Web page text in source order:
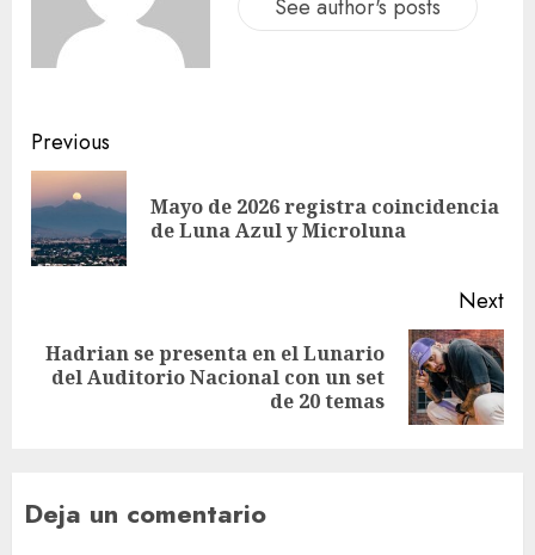
See author's posts
Previous
Mayo de 2026 registra coincidencia
de Luna Azul y Microluna
Next
Hadrian se presenta en el Lunario
del Auditorio Nacional con un set
de 20 temas
Deja un comentario